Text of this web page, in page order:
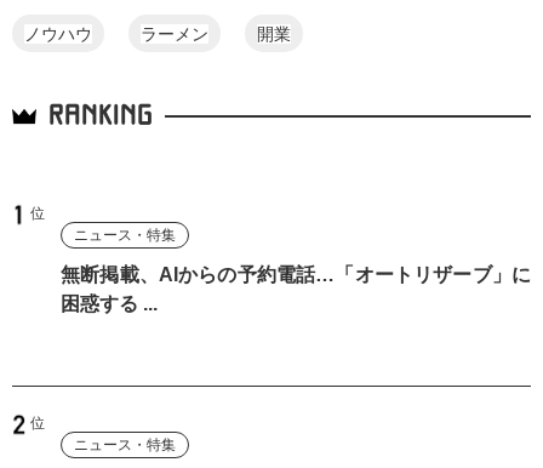
ノウハウ ラーメン 開業
RANKING
ニュース・特集
無断掲載、AIからの予約電話…「オートリザーブ」に
困惑する ...
ニュース・特集